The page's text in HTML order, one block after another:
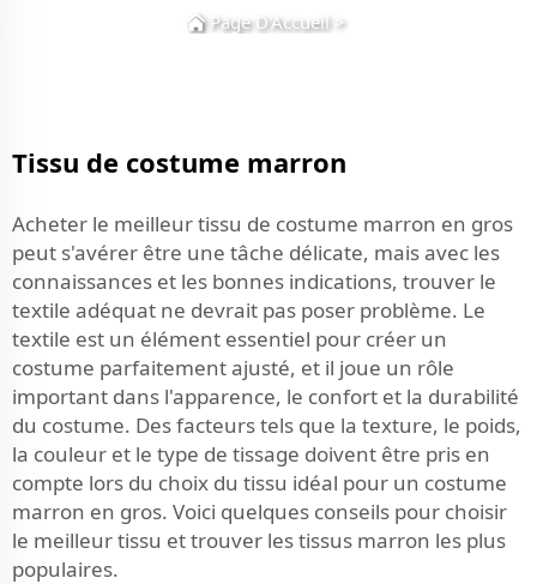
Page D'Accueil>
Tissu de costume marron
Acheter le meilleur tissu de costume marron en gros
peut s'avérer être une tâche délicate, mais avec les
connaissances et les bonnes indications, trouver le
textile adéquat ne devrait pas poser problème. Le
textile est un élément essentiel pour créer un
costume parfaitement ajusté, et il joue un rôle
important dans l'apparence, le confort et la durabilité
du costume. Des facteurs tels que la texture, le poids,
la couleur et le type de tissage doivent être pris en
compte lors du choix du tissu idéal pour un costume
marron en gros. Voici quelques conseils pour choisir
le meilleur tissu et trouver les tissus marron les plus
populaires.